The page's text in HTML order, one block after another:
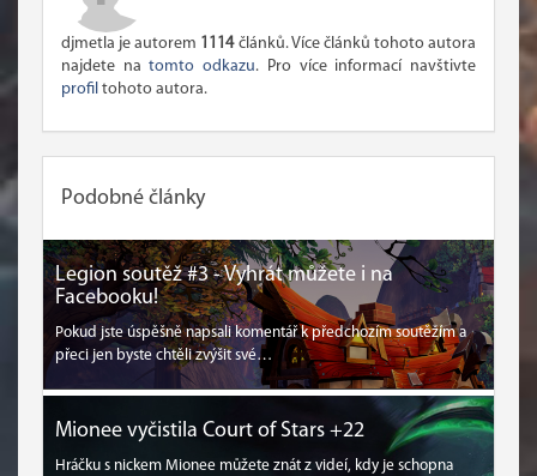
djmetla je autorem 1114článků. Více článků tohoto autora
najdete natomto odkazu. Pro více informací navštivte
profil tohoto autora.
Podobné články
Legion soutěž #3 - Vyhrát můžete i na
Facebooku!
Pokud jste úspěšně napsali komentář k předchozím soutěžím a
přeci jen byste chtěli zvýšit své…
Mionee vyčistila Court of Stars +22
Hráčku s nickem Mionee můžete znát z videí, kdy je schopna